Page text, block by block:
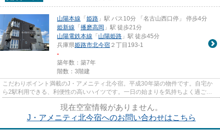
山陽本線 「姫路 」駅 バス10分 「名古山西口停」 停歩4分
姫新線 「播磨高岡 」駅 徒歩21分
山陽電鉄本線 「山陽姫路 」駅 徒歩45分
兵庫県姫路市北今宿 ２丁目193-1
-
築年数：築7年
階数：3階建
こだわりポイント満載のJ・アメニティ北今宿。平成30年築の物件です。自宅か
ら2駅利用できる、利便性の高いハイツです。一日の始まりを気持ちよく過ごせ
る陽当たりの良い物件です。で...
現在空室情報がありません。
J・アメニティ北今宿へのお問い合わせはこちら